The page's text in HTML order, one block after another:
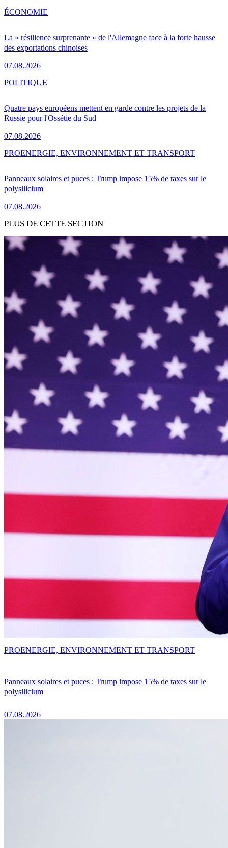
La « résilience surprenante » de l'Allemagne face à la forte hausse
des exportations chinoises
07.08.2026
ÉCONOMIE
Quatre pays européens mettent en garde contre les projets de la
Russie pour l'Ossétie du Sud
07.08.2026
POLITIQUE
Panneaux solaires et puces : Trump impose 15% de taxes sur le
polysilicium
07.08.2026
PROENERGIE, ENVIRONNEMENT ET TRANSPORT
PLUS DE CETTE SECTION
Panneaux solaires et puces : Trump impose 15% de taxes sur le
polysilicium
07.08.2026
PROENERGIE, ENVIRONNEMENT ET TRANSPORT